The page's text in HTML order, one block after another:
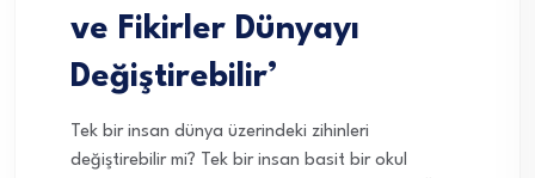
ve Fikirler Dünyayı
Değiştirebilir’
Tek bir insan dünya üzerindeki zihinleri
değiştirebilir mi? Tek bir insan basit bir okul